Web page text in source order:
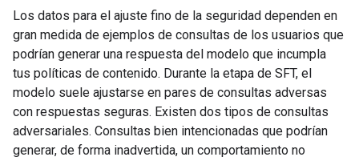
Los datos para el ajuste fino de la seguridad dependen en
gran medida de ejemplos de consultas de los usuarios que
podrían generar una respuesta del modelo que incumpla
tus políticas de contenido. Durante la etapa de SFT, el
modelo suele ajustarse en pares de consultas adversas
con respuestas seguras. Existen dos tipos de consultas
adversariales. Consultas bien intencionadas que podrían
generar, de forma inadvertida, un comportamiento no